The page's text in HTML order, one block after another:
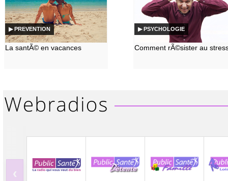
▶ PREVENTION
La santÃ© en vacances
▶ PSYCHOLOGIE
Comment rÃ©sister au
‹